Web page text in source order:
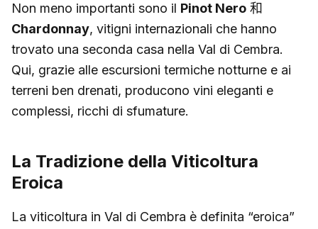
Non meno importanti sono il Pinot Nero 和
Chardonnay, vitigni internazionali che hanno
trovato una seconda casa nella Val di Cembra.
Qui, grazie alle escursioni termiche notturne e ai
terreni ben drenati, producono vini eleganti e
complessi, ricchi di sfumature.
La Tradizione della Viticoltura
Eroica
La viticoltura in Val di Cembra è definita “eroica”